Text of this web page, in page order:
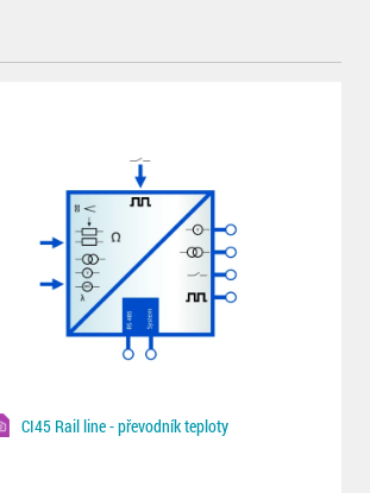
CI45 Rail line - převodník teploty